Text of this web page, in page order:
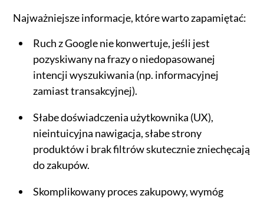
Najważniejsze informacje, które warto zapamiętać:
Ruch z Google nie konwertuje, jeśli jest
pozyskiwany na frazy o niedopasowanej
intencji wyszukiwania (np. informacyjnej
zamiast transakcyjnej).
Słabe doświadczenia użytkownika (UX),
nieintuicyjna nawigacja, słabe strony
produktów i brak filtrów skutecznie zniechęcają
do zakupów.
Skomplikowany proces zakupowy, wymóg